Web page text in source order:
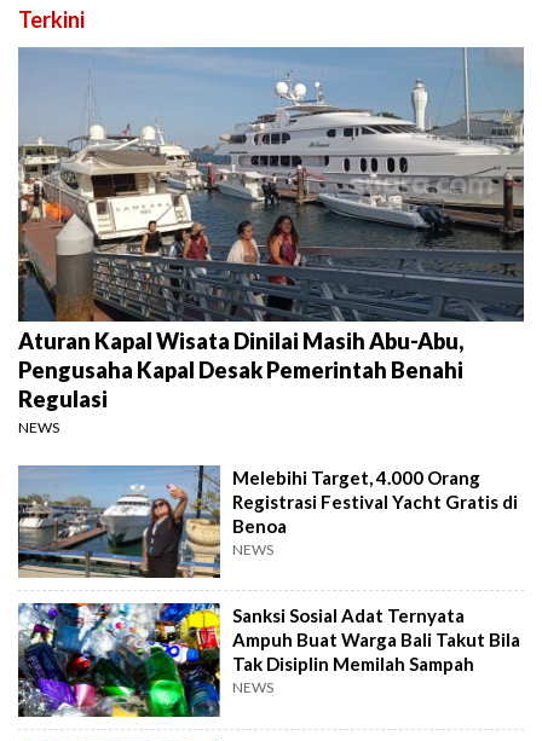
Terkini
Aturan Kapal Wisata Dinilai Masih Abu-Abu,
Pengusaha Kapal Desak Pemerintah Benahi
Regulasi
NEWS
Melebihi Target, 4.000 Orang
Registrasi Festival Yacht Gratis di
Benoa
NEWS
Sanksi Sosial Adat Ternyata
Ampuh Buat Warga Bali Takut Bila
Tak Disiplin Memilah Sampah
NEWS